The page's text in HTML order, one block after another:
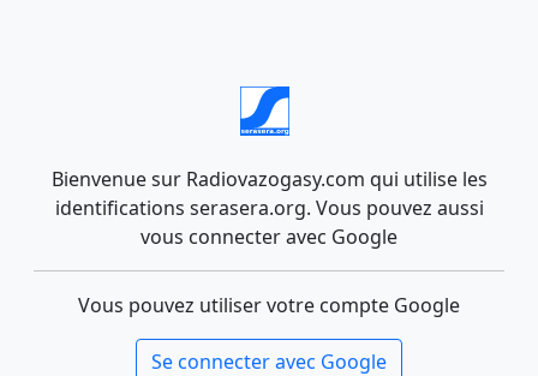
Bienvenue sur Radiovazogasy.com qui utilise les
identifications serasera.org. Vous pouvez aussi
vous connecter avec Google
Vous pouvez utiliser votre compte Google
Se connecter avec Google